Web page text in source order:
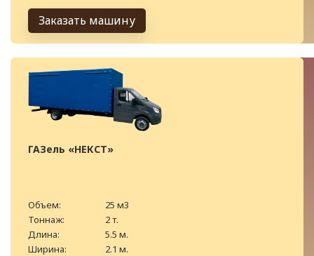
Заказать машину
ГАЗель «НЕКСТ»
Объем:
25 м3
Тоннаж:
2 т.
Длина:
5.5 м.
Ширина:
2.1 м.